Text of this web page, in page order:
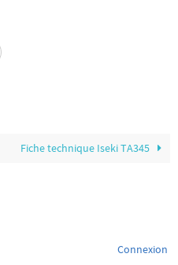
Fiche technique Iseki TA345
Connexion